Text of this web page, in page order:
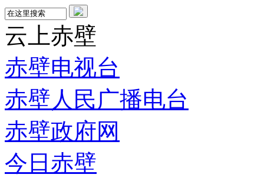
云上赤壁
赤壁电视台
赤壁人民广播电台
赤壁政府网
今日赤壁